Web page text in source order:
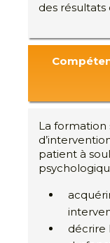
des résultats
La formation
patient à
décrire